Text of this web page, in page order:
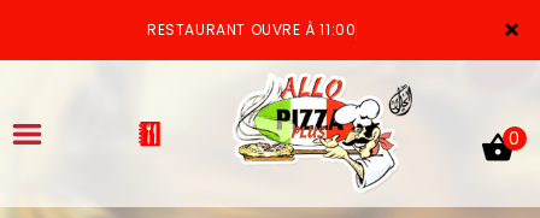
×
RESTAURANT OUVRE À 11:00
0